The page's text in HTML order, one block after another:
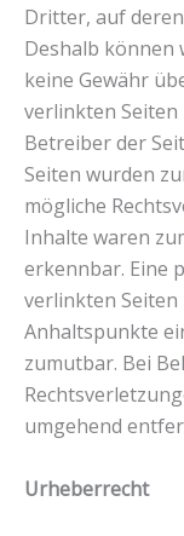
Dritter, auf
Deshalb können
keine Gewähr
verlinkten
Betreiber der
Seiten wurden
mögliche
Inhalte waren
erkennbar. Eine
verlinkten
Anhaltspunkte
zumutbar. Bei
umgehend
Urheberrecht